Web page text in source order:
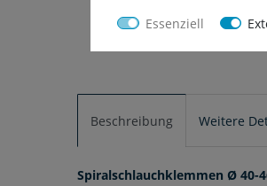
Beschreibung Weitere
Spiralschlauchklemmen Ø 40-
Essenziell